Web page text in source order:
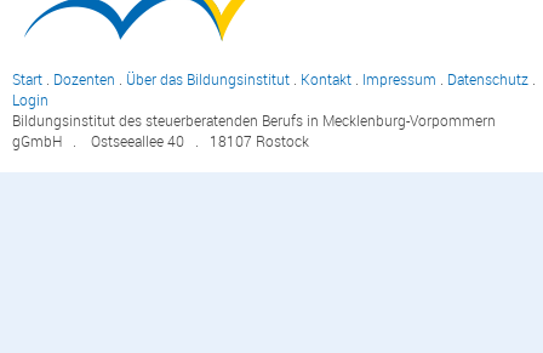
Start Dozenten Über das Bildungsinstitut Kontakt Impressum Datenschutz
Login
Bildungsinstitut des steuerberatenden Berufs in Mecklenburg-Vorpommern
gGmbH . Ostseeallee 40 . 18107 Rostock